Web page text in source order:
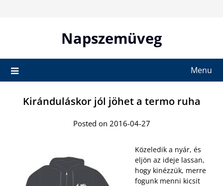
Napszemüveg
Menu
Kiránduláskor jól jöhet a termo ruha
Posted on 2016-04-27
Közeledik a nyár, és
eljön az ideje lassan,
hogy kinézzük, merre
fogunk menni kicsit